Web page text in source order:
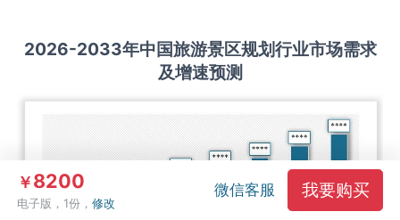
2026-2033年中国旅游景区规划行业市场需求
及增速预测
￥8200
电子版，1份，修改
微信客服 我要购买